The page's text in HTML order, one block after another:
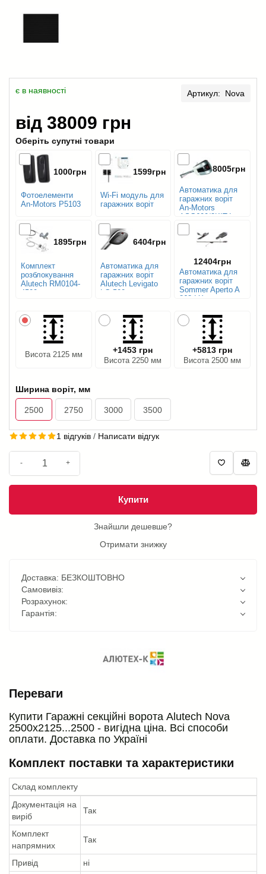
є в наявності Артикул: Nova
від 38009 грн
Оберіть супутні товари
Фотоелементи
An-Motors P5103
1000грн
Wi-Fi модуль для
гаражних воріт
1599грн
Автоматика для
гаражних воріт
An-Motors
ASG600/3KIT-L
8005грн
Комплект
розблокування
Alutech RM0104-
4500
1895грн
Автоматика для
гаражних воріт
Alutech Levigato
LG-500
6404грн
Автоматика для
гаражних воріт
Sommer Aperto A
868 LX
12404грн
Ширина воріт, мм
2500 2750 3000 3500
Висота 2125 мм +1453 грн
Висота 2250 мм
+5813 грн
Висота 2500 мм
1 відгуків / Написати відгук
- +
Купити
Знайшли дешевше?
Отримати знижку
Доставка: БЕЗКОШТОВНО
Самовивіз:
Розрахунок:
Гарантія:
Переваги
Купити Гаражні секційні ворота Alutech Nova
2500х2125...2500 - вигідна ціна. Всі способи
оплати. Доставка по Україні
Комплект поставки та характеристики
Склад комплекту
Документація на
виріб
Так
Комплект
напрямних
Так
Привід ні